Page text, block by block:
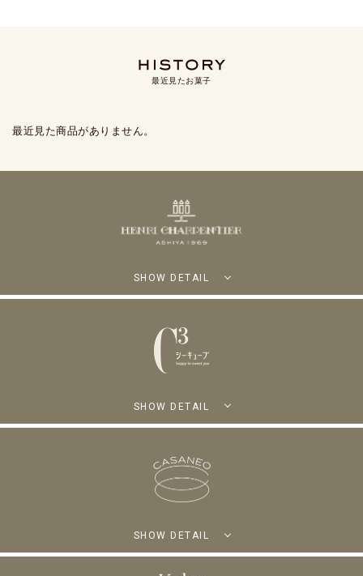
最近見たお菓子
最近見た商品がありません。
SHOW DETAIL
SHOW DETAIL
SHOW DETAIL